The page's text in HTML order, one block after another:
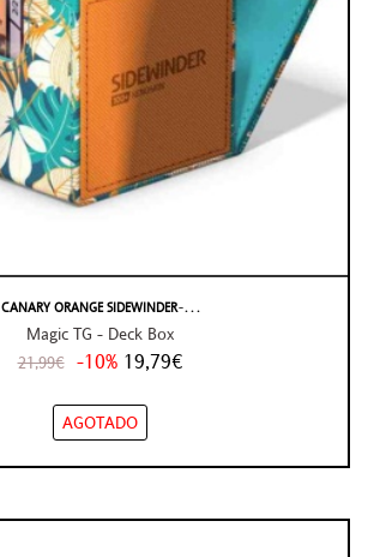
CANARY ORANGE SIDEWINDER ̵ . . .
Magic TG - Deck Box
21,99€ -10% 19,79€
AGOTADO